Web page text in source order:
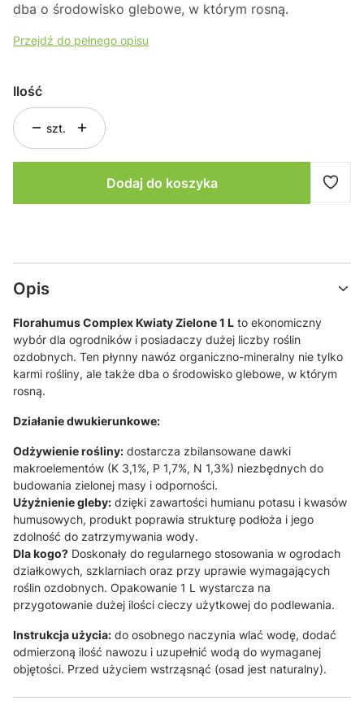
dba o środowisko glebowe, w którym rosną.
Przejdź do pełnego opisu
Ilość
szt.
Dodaj do koszyka
Opis
Florahumus Complex Kwiaty Zielone 1 L to ekonomiczny
wybór dla ogrodników i posiadaczy dużej liczby roślin
ozdobnych. Ten płynny nawóz organiczno-mineralny nie tylko
karmi rośliny, ale także dba o środowisko glebowe, w którym
rosną.
Działanie dwukierunkowe:
Odżywienie rośliny: dostarcza zbilansowane dawki
makroelementów (K 3,1%, P 1,7%, N 1,3%) niezbędnych do
budowania zielonej masy i odporności.
Użyźnienie gleby: dzięki zawartości humianu potasu i kwasów
humusowych, produkt poprawia strukturę podłoża i jego
zdolność do zatrzymywania wody.
Dla kogo? Doskonały do regularnego stosowania w ogrodach
działkowych, szklarniach oraz przy uprawie wymagających
roślin ozdobnych. Opakowanie 1 L wystarcza na
przygotowanie dużej ilości cieczy użytkowej do podlewania.
Instrukcja użycia: do osobnego naczynia wlać wodę, dodać
odmierzoną ilość nawozu i uzupełnić wodą do wymaganej
objętości. Przed użyciem wstrząsnąć (osad jest naturalny).